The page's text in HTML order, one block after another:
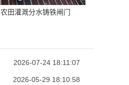
农田灌溉分水铸铁闸门
2026-07-24 18:11:07
2026-05-29 18:10:58